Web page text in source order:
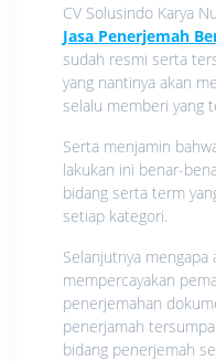
CV Solusindo Karya
Jasa Penerjemah
sudah resmi serta
yang nantinya akan
selalu memberi yang
Serta menjamin
lakukan ini benar-
bidang serta term
setiap kategori.
Selanjutnya
mempercayakan
penerjemahan
penerjamah
bidang penerjemah